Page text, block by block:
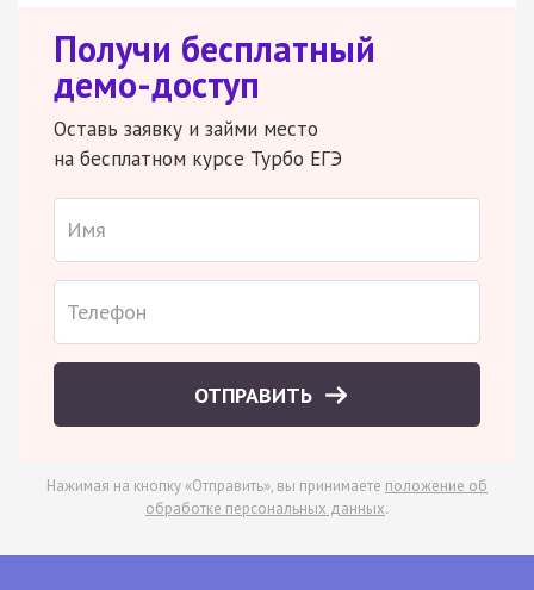
Получи бесплатный
демо-доступ
Оставь заявку и займи место
на бесплатном курсе Турбо ЕГЭ
ОТПРАВИТЬ
Нажимая на кнопку «Отправить», вы принимаете положение об
обработке персональных данных.